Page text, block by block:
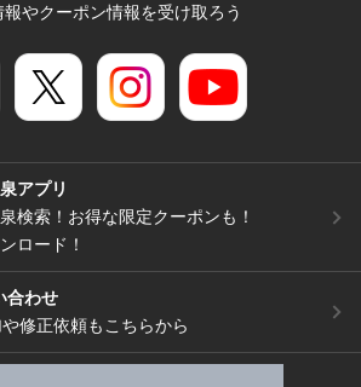
報やクーポン情報を受け取ろう
アプリ
検索！お得な限定クーポンも！
ロード！
合わせ
修正依頼もこちらから